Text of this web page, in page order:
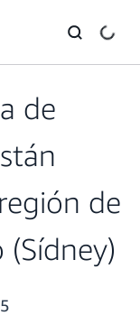
de
de
(Sídney)